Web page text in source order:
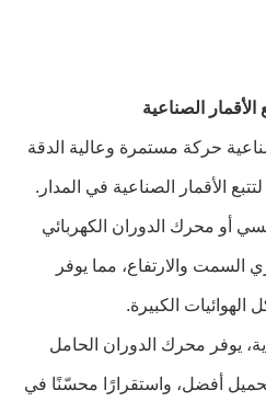
حركة مستمرة وعالية الدقة
الأقمار الصناعية في المدار.
أو محرك الدوران الكهربائي
والارتفاع، مما يوفر
الهوائيات الكبيرة.
يوفر محرك الدوران الحامل
تحميل أفضل، واستقرارًا محسّنًا في